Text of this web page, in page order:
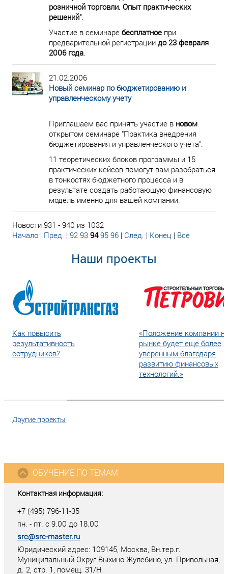
розничной торговли. Опыт практических
решений".
Участие в семинаре бесплатное при
предварительной регистрации до 23 февраля
2006 года.
21.02.2006
Новый семинар по бюджетированию и
управленческому учету
Приглашаем вас принять участие в новом
открытом семинаре "Практика внедрения
бюджетирования и управленческого учета".
11 теоретических блоков программы и 15
практических кейсов помогут вам разобраться
в тонкостях бюджетного процесса и в
результате создать работающую финансовую
модель именно для вашей компании.
Новости 931 - 940 из 1032
Начало | Пред. | 92 93 94 95 96 | След. | Конец | Все
Наши проекты
Как повысить
результативность
сотрудников?
«Положение компании
рынке будет еще более
уверенным благодаря
развитию финансовых
технологий.»
Другие проекты
Контактная информация:
+7 (495) 796-11-35
пн. - пт. с 9.00 до 18.00
src@src-master.ru
Юридический адрес: 109145, Москва, Вн.тер.г.
Муниципальный Округ Выхино-Жулебино, ул. Привольная,
д. 2, стр. 1, помещ. 31/Н
ОБУЧЕНИЕ ПО ТЕМАМ